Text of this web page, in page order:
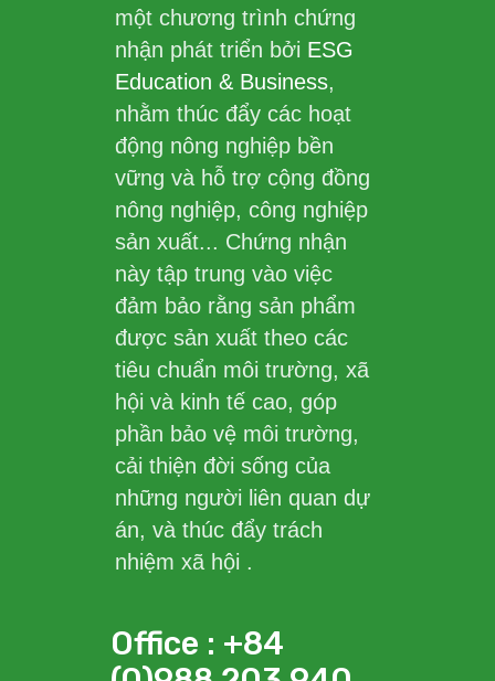
một chương trình chứng
nhận phát triển bởi ESG
Education & Business,
nhằm thúc đẩy các hoạt
động nông nghiệp bền
vững và hỗ trợ cộng đồng
nông nghiệp, công nghiệp
sản xuất... Chứng nhận
này tập trung vào việc
đảm bảo rằng sản phẩm
được sản xuất theo các
tiêu chuẩn môi trường, xã
hội và kinh tế cao, góp
phần bảo vệ môi trường,
cải thiện đời sống của
những người liên quan dự
án, và thúc đẩy trách
nhiệm xã hội .
Office : +84